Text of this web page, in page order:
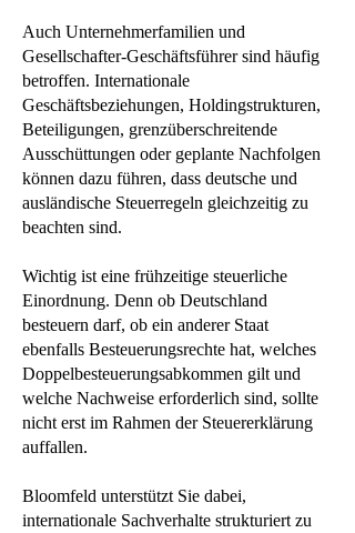
Auch Unternehmerfamilien und
Gesellschafter-Geschäftsführer sind häufig
betroffen. Internationale
Geschäftsbeziehungen, Holdingstrukturen,
Beteiligungen, grenzüberschreitende
Ausschüttungen oder geplante Nachfolgen
können dazu führen, dass deutsche und
ausländische Steuerregeln gleichzeitig zu
beachten sind.
Wichtig ist eine frühzeitige steuerliche
Einordnung. Denn ob Deutschland
besteuern darf, ob ein anderer Staat
ebenfalls Besteuerungsrechte hat, welches
Doppelbesteuerungsabkommen gilt und
welche Nachweise erforderlich sind, sollte
nicht erst im Rahmen der Steuererklärung
auffallen.
Bloomfeld unterstützt Sie dabei,
internationale Sachverhalte strukturiert zu